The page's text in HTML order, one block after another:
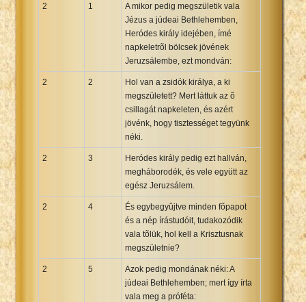
2 1
A mikor pedig megszületik vala
Jézus a júdeai Bethlehemben,
Heródes király idejében, ímé
napkeletrõl bölcsek jövének
Jeruzsálembe, ezt mondván:
2 2
Hol van a zsidók királya, a ki
megszületett? Mert láttuk az õ
csillagát napkeleten, és azért
jövénk, hogy tisztességet tegyünk
néki.
2 3
Heródes király pedig ezt hallván,
megháborodék, és vele együtt az
egész Jeruzsálem.
2 4
És egybegyûjtve minden fõpapot
és a nép írástudóit, tudakozódik
vala tõlük, hol kell a Krisztusnak
megszületnie?
2 5
Azok pedig mondának néki: A
júdeai Bethlehemben; mert így írta
vala meg a próféta: